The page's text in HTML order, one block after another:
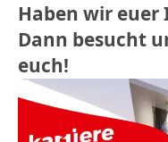
Haben wir euer
Dann besucht
euch!